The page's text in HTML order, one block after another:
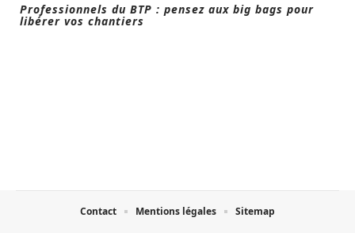
Professionnels du BTP : pensez aux big bags pour
libérer vos chantiers
Contact Mentions légales Sitemap